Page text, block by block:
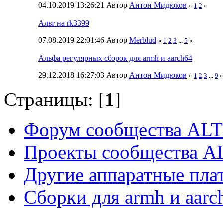
04.10.2019 13:26:21 Автор Антон Мидюков « 1 2 »
Альт на rk3399
07.08.2019 22:01:46 Автор Merblud « 1 2 3 ... 5 »
Альфа регулярных сборок для armh и aarch64
29.12.2018 16:27:03 Автор Антон Мидюков « 1 2 3 ... 9 »
Страницы: [1]
Форум сообщества
Проекты сообщества
Другие аппаратные
Cборки для armh и